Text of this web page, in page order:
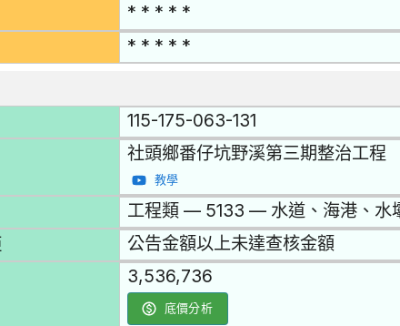
* * * * *
* * * * *
115-175-063-131
社頭鄉番仔坑野溪第三期整治工程
教學
工程類 — 5133 — 水道、海港、水
公告金額以上未達查核金額
3,536,736
底價分析